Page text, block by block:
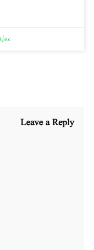
جولائی 8, 2026
Leave a Reply